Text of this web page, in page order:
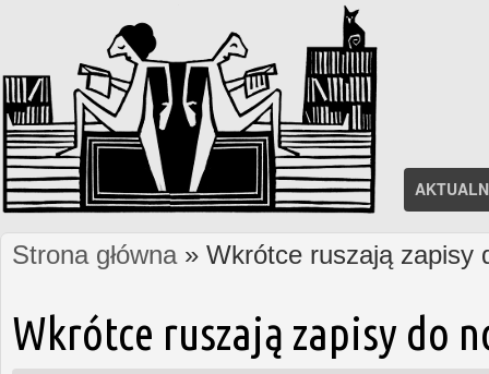
Jesteś tutaj
Strona główna» Wkrótce ruszają zapisy
Wkrótce ruszają zapisy do